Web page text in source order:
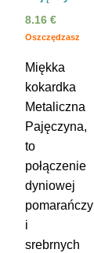
8.16 €
Oszczędzasz
Miękka
kokardka
Metaliczna
Pajęczyna,
to
połączenie
dyniowej
pomarańczy
i
srebrnych